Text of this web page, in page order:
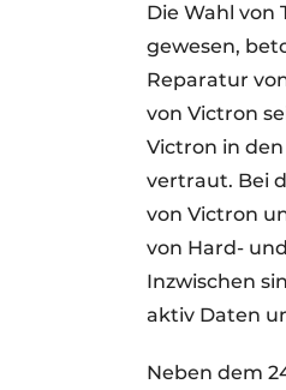
Die Wahl von
gewesen,
Reparatur
von Victron
Victron in
vertraut. Bei
von Victron
von Hard-
Inzwischen
aktiv Daten
Neben dem